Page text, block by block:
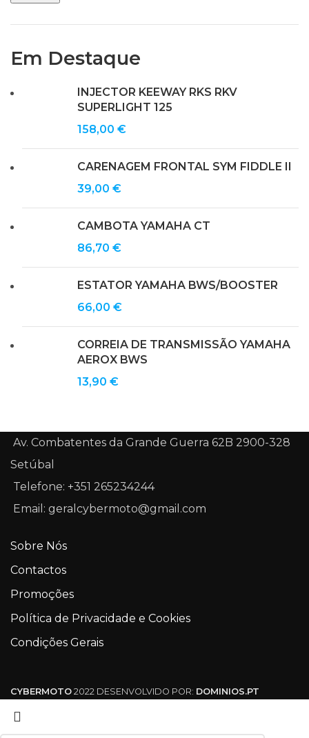
Em Destaque
INJECTOR KEEWAY RKS RKV
SUPERLIGHT 125
158,00 €
CARENAGEM FRONTAL SYM FIDDLE II
39,00 €
CAMBOTA YAMAHA CT
86,70 €
ESTATOR YAMAHA BWS/BOOSTER
66,00 €
CORREIA DE TRANSMISSÃO YAMAHA
AEROX BWS
13,90 €
Av. Combatentes da Grande Guerra 62B 2900-328
Setúbal
Telefone: +351 265234244
Email: geralcybermoto@gmail.com
Sobre Nós
Contactos
Promoções
Política de Privacidade e Cookies
Condições Gerais
CYBERMOTO 2022 DESENVOLVIDO POR: DOMINIOS.PT